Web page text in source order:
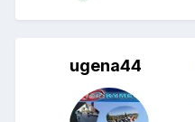
ugena44